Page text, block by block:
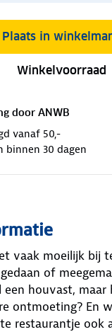
Plaats in
Winkelvoorraad
door ANWB
vanaf 50,-
binnen 30 dagen
vaak moeilijk bij
of
een houvast,
ontmoeting? En
restaurantje ook